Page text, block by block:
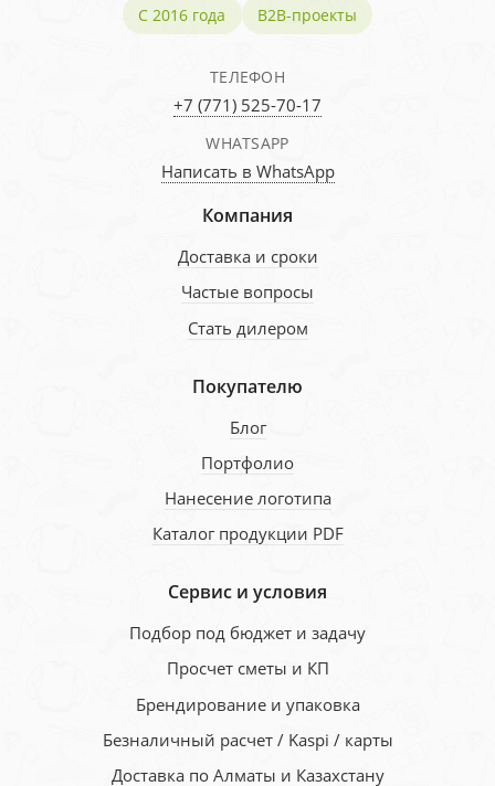
С 2016 года B2B-проекты
ТЕЛЕФОН
+7 (771) 525-70-17
WHATSAPP
Написать в WhatsApp
Компания
Доставка и сроки
Частые вопросы
Стать дилером
Покупателю
Блог
Портфолио
Нанесение логотипа
Каталог продукции PDF
Сервис и условия
Подбор под бюджет и задачу
Просчет сметы и КП
Брендирование и упаковка
Безналичный расчет / Kaspi / карты
Доставка по Алматы и Казахстану